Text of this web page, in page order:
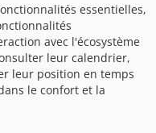
essentielles,
avec l'écosystème
leur calendrier,
leur position en temps
le confort et la